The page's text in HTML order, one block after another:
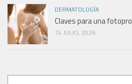
DERMATOLOGÍA
Claves para una
14 JULIO, 2026